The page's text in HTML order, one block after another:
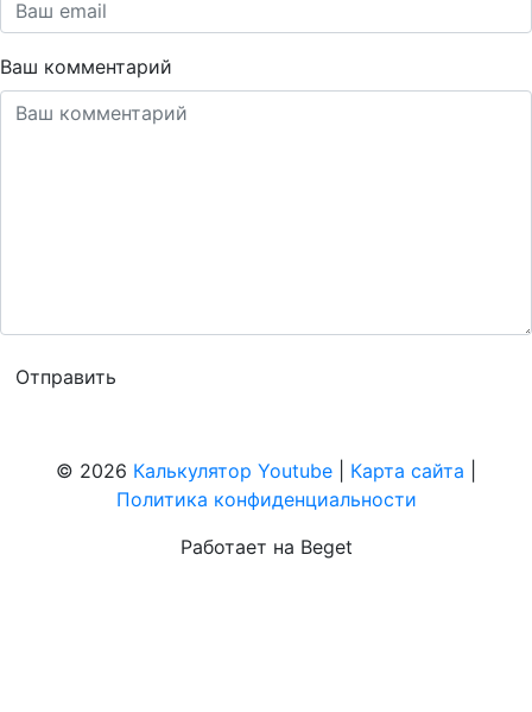
Ваш комментарий
© 2026 Калькулятор Youtube Карта сайта
Политика конфиденциальности
Работает на Beget